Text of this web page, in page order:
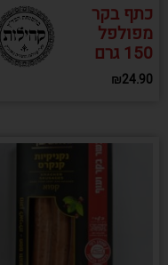
כתף בקר
מפולפל
150 גרם
₪24.90